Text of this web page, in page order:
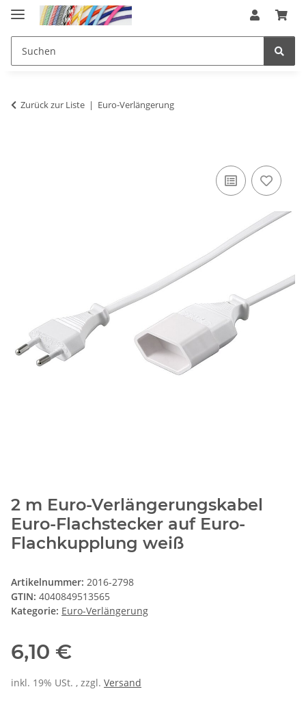
Zurück zur Liste Euro-Verlängerung
2 m Euro-Verlängerungskabel
Euro-Flachstecker auf Euro-
Flachkupplung weiß
Artikelnummer: 2016-2798
GTIN: 4040849513565
Kategorie: Euro-Verlängerung
6,10 €
inkl. 19% USt. , zzgl. Versand